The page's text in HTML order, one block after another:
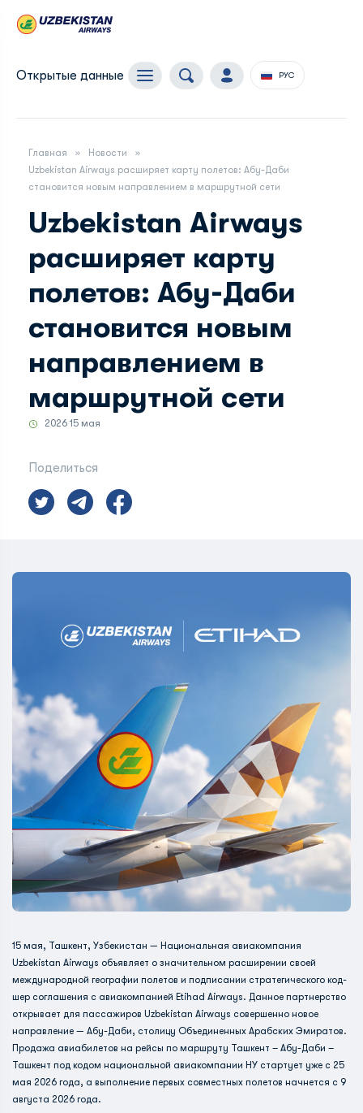
Открытые данные РУС
Главная
Новости
Uzbekistan Airways расширяет карту полетов: Абу-Даби
становится новым направлением в маршрутной сети
Uzbekistan Airways
расширяет карту
полетов: Абу-Даби
становится новым
направлением в
маршрутной сети
2026 15 мая
Поделиться
15 мая, Ташкент, Узбекистан — Национальная авиакомпания
Uzbekistan Airways объявляет о значительном расширении своей
международной географии полетов и подписании стратегического код-
шер соглашения с авиакомпанией Etihad Airways. Данное партнерство
открывает для пассажиров Uzbekistan Airways совершенно новое
направление — Абу-Даби, столицу Объединенных Арабских Эмиратов.
Продажа авиабилетов на рейсы по маршруту Ташкент – Абу-Даби –
Ташкент под кодом национальной авиакомпании HY стартует уже с 25
мая 2026 года, а выполнение первых совместных полетов начнется с 9
августа 2026 года.